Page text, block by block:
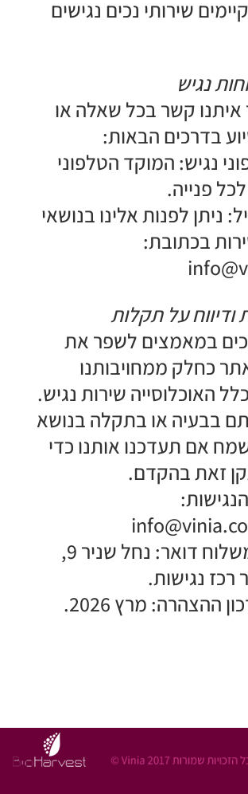
שירותי נכים נגישים
נגיש
איתנו קשר בכל שאלה או
בדרכים הבאות:
נגיש: המוקד הטלפוני
פנייה.
ניתן לפנות אלינו בנושאי
בכתובת:
ודיווח על תקלות
במאמצים לשפר את
כחלק ממחויבותנו
האוכלוסייה שירות נגיש.
בבעיה או בתקלה בנושא
אם תעדכנו אותנו כדי
זאת בהקדם.
​כתובת למשלוח דואר: נחל שניר 9,
רכז נגישות.
ההצהרה: מרץ 2026.